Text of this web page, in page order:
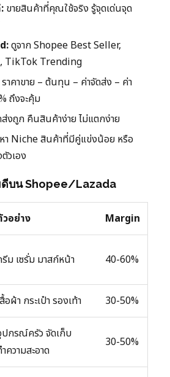
ขายสินค้าที่คุณใช้จริง รู้จุดเด่นจุด
ดูจาก Shopee Best Seller,
TikTok Trending
ราคาขาย – ต้นทุน – ค่าจัดส่ง – ค่า
ถึงจะคุ้ม
ส่งถูก คืนสินค้าง่าย ไม่แตกง่าย
หา Niche สินค้าที่มีคู่แข่งน้อย หรือ
วเอง
บน Shopee/Lazada
วอย่าง Margin
ม เซรั่ม มาสก์หน้า 40-60%
อผ้า กระเป๋า รองเท้า 30-50%
กรณ์ครัว จัดเก็บ
ความสะอาด
30-50%